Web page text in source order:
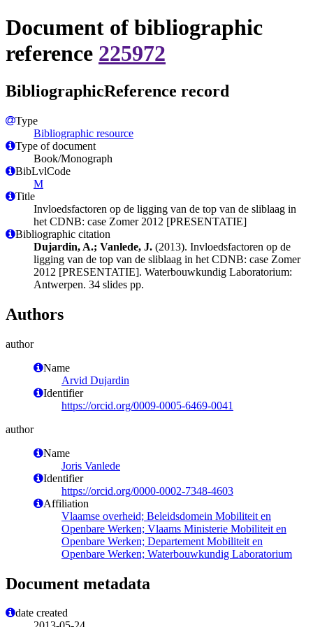
Document of bibliographic
reference 225972
BibliographicReference record
Type
Bibliographic resource
Type of document
Book/Monograph
BibLvlCode
M
Title
Invloedsfactoren op de ligging van de top van de sliblaag in
het CDNB: case Zomer 2012 [PRESENTATIE]
Bibliographic citation
Dujardin, A.; Vanlede, J. (2013). Invloedsfactoren op de
ligging van de top van de sliblaag in het CDNB: case Zomer
2012 [PRESENTATIE]. Waterbouwkundig Laboratorium:
Antwerpen. 34 slides pp.
Authors
author
Name
Arvid Dujardin
Identifier
https://orcid.org/0009-0005-6469-0041
author
Name
Joris Vanlede
Identifier
https://orcid.org/0000-0002-7348-4603
Affiliation
Vlaamse overheid; Beleidsdomein Mobiliteit en
Openbare Werken; Vlaams Ministerie Mobiliteit en
Openbare Werken; Departement Mobiliteit en
Openbare Werken; Waterbouwkundig Laboratorium
Document metadata
date created